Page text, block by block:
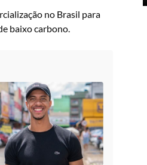
no Brasil para
baixo carbono.